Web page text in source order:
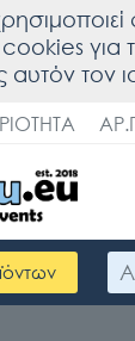
για
αυτόν τον